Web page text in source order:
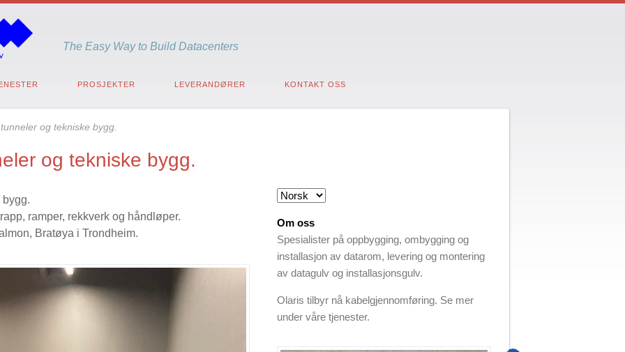
The Easy Way to Build Datacenters
PROSJEKTER LEVERANDØRER KONTAKT OSS
og tekniske bygg.
og tekniske bygg.
ramper, rekkverk og håndløper.
Bratøya i Trondheim.
Om oss
Spesialister på oppbygging, ombygging og
installasjon av datarom, levering og montering
av datagulv og installasjonsgulv.
Olaris tilbyr nå kabelgjennomføring. Se mer
under våre tjenester.